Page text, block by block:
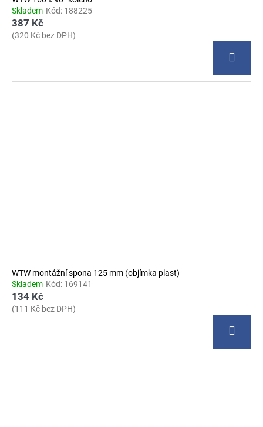
Skladem Kód: 188225
387 Kč
(320 Kč bez DPH)
WTW montážní spona 125 mm (objímka plast)
Skladem Kód: 169141
134 Kč
(111 Kč bez DPH)